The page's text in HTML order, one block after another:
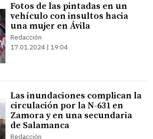
Fotos de las pintadas en un
vehículo con insultos hacia
una mujer en Ávila
Redacción
17.01.2024 | 19:04
Las inundaciones complican la
circulación por la N-631 en
Zamora y en una secundaria
de Salamanca
Redacción